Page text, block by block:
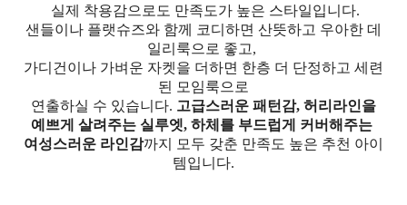
실제 착용감으로도 만족도가 높은 스타일입니다.
샌들이나 플랫슈즈와 함께 코디하면 산뜻하고 우아한 데
일리룩으로 좋고,
가디건이나 가벼운 자켓을 더하면 한층 더 단정하고 세련
된 모임룩으로
연출하실 수 있습니다. 고급스러운 패턴감, 허리라인을
예쁘게 살려주는 실루엣, 하체를 부드럽게 커버해주는
여성스러운 라인감까지 모두 갖춘 만족도 높은 추천 아이
템입니다.